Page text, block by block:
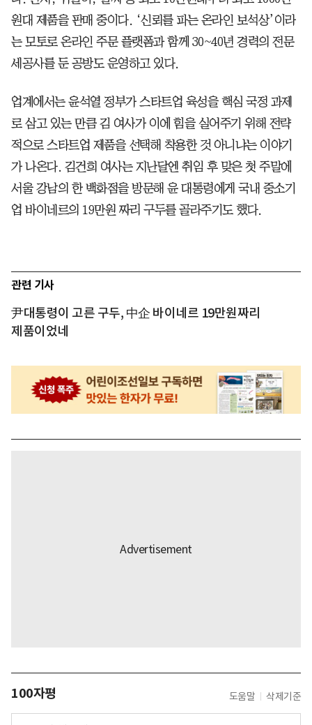
원대 제품을 판매 중이다. ‘신뢰를 파는 온라인 보석상’이라
는 모토로 온라인 주문 플랫폼과 함께 30~40년 경력의 전문
세공사를 둔 공방도 운영하고 있다.
업계에서는 윤석열 정부가 스타트업 육성을 핵심 국정 과제
로 삼고 있는 만큼 김 여사가 이에 힘을 실어주기 위해 전략
적으로 스타트업 제품을 선택해 착용한 것 아니냐는 이야기
가 나온다. 김건희 여사는 지난달엔 취임 후 맞은 첫 주말에
서울 강남의 한 백화점을 방문해 윤 대통령에게 국내 중소기
업 바이네르의 19만원 짜리 구두를 골라주기도 했다.
관련 기사
尹대통령이 고른 구두, 中企 바이네르 19만원짜리
제품이었네
100자평 도움말 삭제기준